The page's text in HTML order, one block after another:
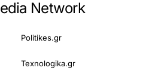
Network
Politikes.gr
Texnologika.gr